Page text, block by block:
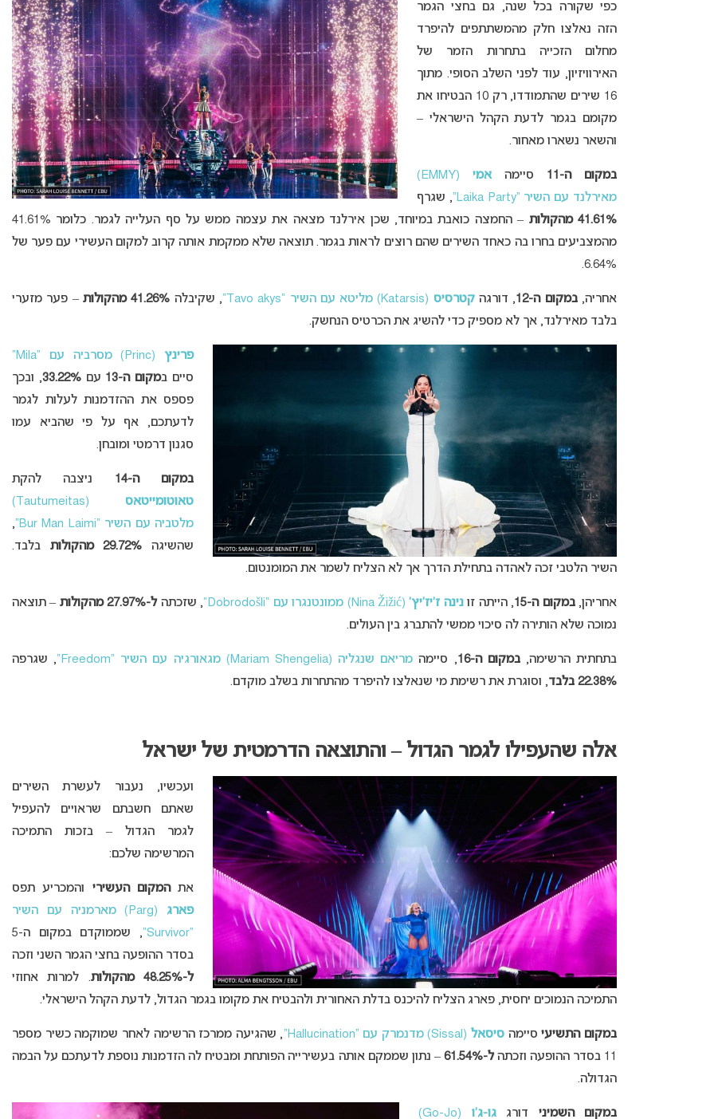
כפי שקורה בכל שנה, גם בחצי הגמר
הזה נאלצו חלק מהמשתתפים להיפרד
מחלום הזכייה בתחרות הזמר של
האירוויזיון, עוד לפני השלב הסופי. מתוך
16 שירים שהתמודדו, רק 10 הבטיחו את
מקומם בגמר לדעת הקהל הישראלי –
והשאר נשארו מאחור.
במקום ה-11 סיימהאמי
(EMMY)
מאירלנד עם השיר “Laika Party”
, שגרף
41.61% מהקולות
– החמצה כואבת במיוחד, שכן אירלנד מצאה את עצמה ממש על סף העלייה לגמר. כלומר 41.61%
מהמצביעים בחרו בה כאחד השירים שהם רוצים לראות בגמר. תוצאה שלא ממקמת אותה קרוב למקום העשירי עם פער של
6.64%.
אחריה,במקום ה-12 , דורגהקטרסיס (Katarsis) מליטא עם השיר “Tavo akys” , שקיבלה 41.26% מהקולות
– פער מזערי
בלבד מאירלנד, אך לא מספיק כדי להשיג את הכרטיס הנחשק.
פרינץ (Princ) מסרביה עם “Mila”
סיים במקום ה-13 עם33.22%, ובכך
פספס את ההזדמנות לעלות לגמר
לדעתכם, אף על פי שהביא עמו
סגנון דרמטי ומובחן.
במקום ה-14
ניצבה להקת
טאוטומייטאס
(Tautumeitas)
מלטביה עם השיר “Bur Man Laimi”
,
שהשיגה 29.72% מהקולות
בלבד.
השיר הלטבי זכה לאהדה בתחילת הדרך אך לא הצליח לשמר את המומנטום.
אחריהן,במקום ה-15 , הייתה זונינה ז’יז’יץ’(Nina Žižić) ממונטנגרו עם “Dobrodošli” , שזכתהל-27.97% מהקולות
– תוצאה
נמוכה שלא הותירה לה סיכוי ממשי להתברג בין העולים.
בתחתית הרשימה,במקום ה-16 , סיימה מריאם שנגליה (Mariam Shengelia) מגאורגיה עם השיר “Freedom”
, שגרפה
22.38% בלבד
, וסוגרת את רשימת מי שנאלצו להיפרד מהתחרות בשלב מוקדם.
אלה שהעפילו לגמר הגדול – והתוצאה הדרמטית של ישראל
ועכשיו, נעבור לעשרת השירים
שאתם חשבתם שראויים להעפיל
לגמר הגדול – בזכות התמיכה
המרשימה שלכם:
אתהמקום העשירי והמכריע תפס
פארג
(Parg) מארמניה עם השיר
“Survivor”
, שממוקדם במקום ה-5
בסדר ההופעה בחצי הגמר השני וזכה
ל-48.25% מהקולות
. למרות אחוזי
התמיכה הנמוכים יחסית, פארג הצליח להיכנס בדלת האחורית ולהבטיח את מקומו בגמר הגדול, לדעת הקהל הישראלי.
במקום התשיעיסיימה סיסאל (Sissal) מדנמרק עם “Hallucination”
, שהגיעה ממרכז הרשימה לאחר שמוקמה כשיר מספר
11 בסדר ההופעה וזכתה
ל-61.54%
– נתון שממקם אותה בעשירייה הפותחת ומבטיח לה הזדמנות נוספת לדעתכם על הבמה
הגדולה.
במקום השמיני דורגגו-ג’ו (Go-Jo)